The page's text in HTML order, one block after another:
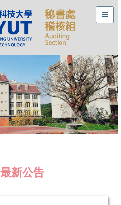
最新公告